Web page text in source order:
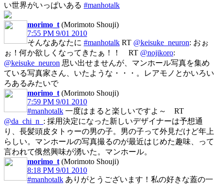
い世界がいっぱいある #manhotalk
morimo_t (Morimoto Shouji)
7:55 PM 9/01 2010
そんなあなたに #manhotalk RT @keisuke_neuron: おぉ
ぉ！何か欲しくなってきたぁ！！ RT @nojikoro:
@keisuke_neuron 思い出せませんが、マンホール写真を集め
ている写真家さん、いたような・・・。レアモノとかいろい
ろあるみたいで
morimo_t (Morimoto Shouji)
7:59 PM 9/01 2010
#manhotalk 一度はまると楽しいですよ～ RT
@da_chi_n_ : 採用決定になった新しいデザイナーは予想通
り、長髪頭皮タトゥーの男の子。男の子って外見だけど年上
らしい。マンホールの写真撮るのが最近はじめた趣味、って
言われて俄然興味が湧いた。マンホール。
morimo_t (Morimoto Shouji)
8:18 PM 9/01 2010
#manhotalk ありがとうございます！私の好きな蓋の一